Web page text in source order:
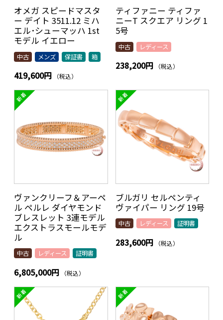
オメガ スピードマスタ
ー デイト 3511.12 ミハ
エル･シューマッハ 1st
モデル イエロー
中古 メンズ 保証書 箱
419,600円 （税込）
ティファニー ティファ
ニーT スクエア リング 1
5号
中古 レディース
238,200円 （税込）
ヴァンクリーフ＆アーペ
ル ペルレ ダイヤモンド
ブレスレット 3連モデル
エクストラスモールモデ
ル
中古 レディース 証明書
6,805,000円 （税込）
ブルガリ セルペンティ
ヴァイパー リング 19号
中古 レディース 証明書
283,600円 （税込）